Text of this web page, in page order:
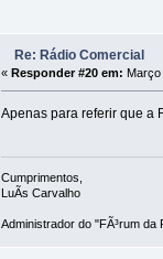
Re: Rádio Comercial
« Responder #20 em:
Apenas para referir que a
Cumprimentos,
LuÃ­s Carvalho
Administrador do "FÃ³rum da